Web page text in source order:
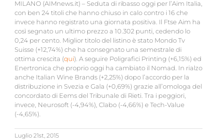
MILANO (AIMnews.it) – Seduta di ribasso oggi per l’Aim Italia,
con ben 24 titoli che hanno chiuso in calo contro i 16 che
invece hanno registrato una giornata positiva. Il Ftse Aim ha
così segnato un ultimo prezzo a 10.302 punti, cedendo lo
0,24 per cento. Miglior titolo del listino è stato Mondo Tv
Suisse (+12,74%) che ha consegnato una semestrale di
ottima crescita (qui). A seguire Poligrafici Printing (+6,15%) ed
Enertronica che proprio oggi ha cambiato il Nomad. In rialzo
anche Italian Wine Brands (+2,25%) dopo l’accordo per la
distribuzione in Svezia e Gala (+0,69%) grazie all’omologa del
concordato di Eems del Tribunale di Rieti. Tra i peggiori,
invece, Neurosoft (-4,94%), Clabo (-4,66%) e Tech-Value
(-4,65%).
Luglio 21st, 2015